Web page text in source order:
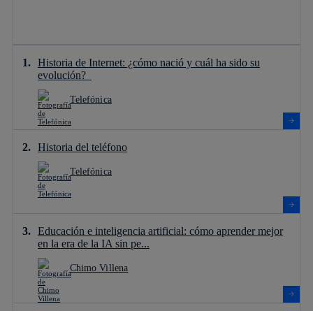
Historia de Internet: ¿cómo nació y cuál ha sido su
evolución?
Telefónica
Historia del teléfono
Telefónica
Educación e inteligencia artificial: cómo aprender mejor
en la era de la IA sin pe...
Chimo Villena